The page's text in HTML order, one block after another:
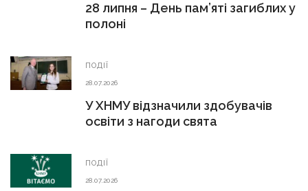
28 липня – День пам’яті загиблих у
полоні
ПОДІЇ
28.07.2026
У ХНМУ відзначили здобувачів
освіти з нагоди свята
ПОДІЇ
28.07.2026